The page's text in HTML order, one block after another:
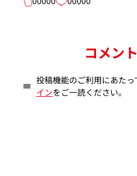
コメン
投稿機能のご利用にあたっ
インをご一読ください。